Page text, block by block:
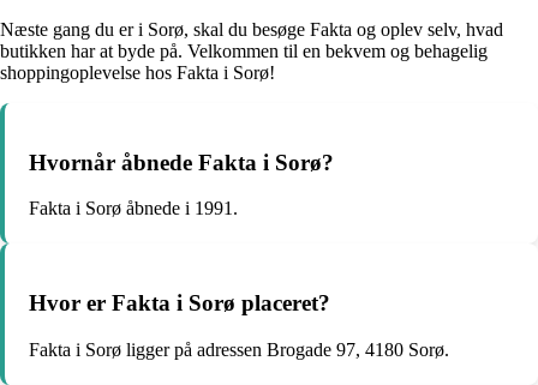
Næste gang du er i Sorø, skal du besøge Fakta og oplev selv, hvad
butikken har at byde på. Velkommen til en bekvem og behagelig
shoppingoplevelse hos Fakta i Sorø!
Hvornår åbnede Fakta i Sorø?
Fakta i Sorø åbnede i 1991.
Hvor er Fakta i Sorø placeret?
Fakta i Sorø ligger på adressen Brogade 97, 4180 Sorø.